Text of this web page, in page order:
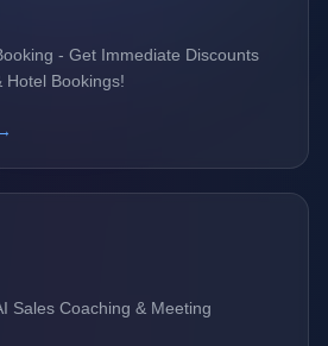
- Get Immediate Discounts
Hotel Bookings!
Sales Coaching & Meeting